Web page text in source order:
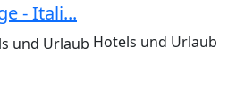
- Itali...
Hotels und Urlaub